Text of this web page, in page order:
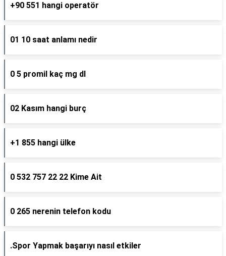
+90 551 hangi operatör
01 10 saat anlamı nedir
0 5 promil kaç mg dl
02 Kasım hangi burç
+1 855 hangi ülke
0 532 757 22 22 Kime Ait
0 265 nerenin telefon kodu
.Spor Yapmak başarıyı nasıl etkiler